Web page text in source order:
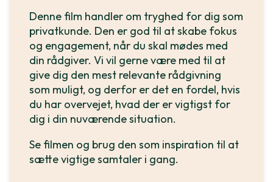
Denne film handler om tryghed for dig som
privatkunde. Den er god til at skabe fokus
og engagement, når du skal mødes med
din rådgiver. Vi vil gerne være med til at
give dig den mest relevante rådgivning
som muligt, og derfor er det en fordel, hvis
du har overvejet, hvad der er vigtigst for
dig i din nuværende situation.
Se filmen og brug den som inspiration til at
sætte vigtige samtaler i gang.